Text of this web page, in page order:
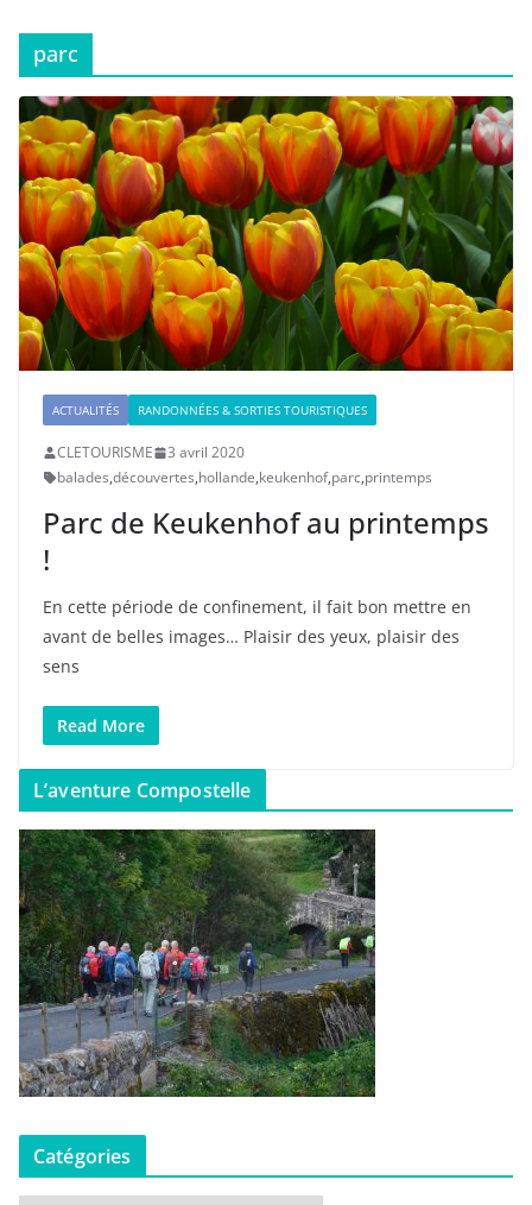
parc
ACTUALITÉS RANDONNÉES & SORTIES TOURISTIQUES
CLETOURISME
3 avril 2020
balades,découvertes,hollande,keukenhof,parc,printemps
Parc de Keukenhof au printemps
!
En cette période de confinement, il fait bon mettre en
avant de belles images… Plaisir des yeux, plaisir des
sens
Read More
L’aventure Compostelle
Catégories